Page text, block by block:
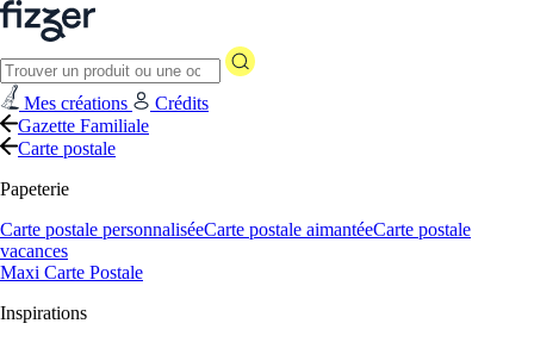
Mes créations
Crédits
Gazette Familiale
Carte postale
Papeterie
Carte postale personnaliséeCarte postale aimantéeCarte postale
vacances
Maxi Carte Postale
Inspirations